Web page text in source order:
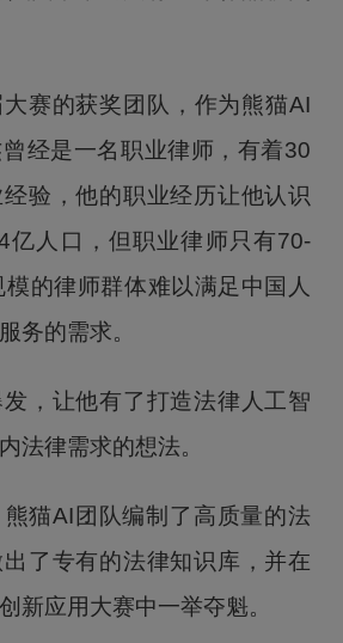
赛的获奖团队，作为熊猫AI
经是一名职业律师，有着30
验，他的职业经历让他认识
亿人口，但职业律师只有70-
的律师群体难以满足中国人
务的需求。
，让他有了打造法律人工智
法律需求的想法。
猫AI团队编制了高质量的法
了专有的法律知识库，并在
新应用大赛中一举夺魁。